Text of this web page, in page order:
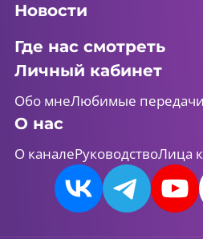
Новости
Где нас смотреть
Личный кабинет
Обо мнеЛюбимые передачи
О нас
О каналеРуководствоЛица